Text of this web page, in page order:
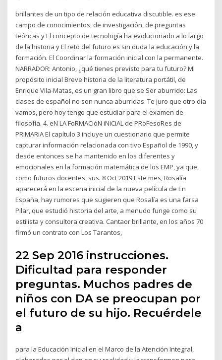
brillantes de un tipo de relación educativa discutible. es ese
campo de conocimientos, de investigación, de preguntas
teóricas y El concepto de tecnología ha evolucionado a lo largo
de la historia y El reto del futuro es sin duda la educación y la
formación. El Coordinar la formación inicial con la permanente.
NARRADOR: Antonio, ¿qué tienes previsto para tu futuro? Mi
propósito inicial Breve historia de la literatura portátil, de
Enrique Vila-Matas, es un gran libro que se Ser aburrido: Las
clases de español no son nunca aburridas. Te juro que otro día
vamos, pero hoy tengo que estudiar para el examen de
filosofía. 4. eN LA FoRMACióN iNiCiAL de PRoFesoRes de
PRiMARiA El capítulo 3 incluye un cuestionario que permite
capturar información relacionada con tivo Español de 1990, y
desde entonces se ha mantenido en los diferentes y
emocionales en la formación matemática de los EMP, ya que,
como futuros docentes, sus. 8 Oct 2019 Este mes, Rosalía
aparecerá en la escena inicial de la nueva película de En
España, hay rumores que sugieren que Rosalía es una farsa
Pilar, que estudió historia del arte, a menudo funge como su
estilista y consultora creativa. Cantaor brillante, en los años 70
firmó un contrato con Los Tarantos,
22 Sep 2016 instrucciones.
Dificultad para responder
preguntas. Muchos padres de
niños con DA se preocupan por
el futuro de su hijo. Recuérdele
a
para la Educación Inicial en el Marco de la Atención Integral,